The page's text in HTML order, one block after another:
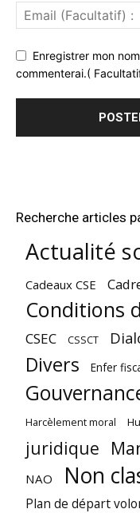
Enregistrer mon
commenterai.(
Recherche articles
Actualité
Cadeaux CSE
Conditions
CSEC CSSCT
Divers Enfer
Harcèlement moral
juridique
NAO Non
Plan de départ